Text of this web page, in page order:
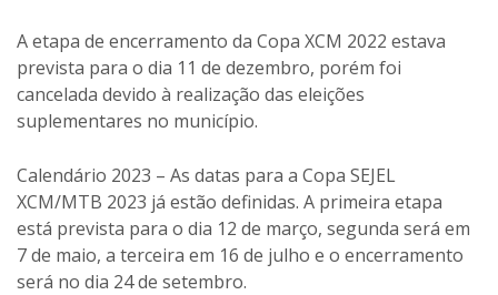
A etapa de encerramento da Copa XCM 2022 estava
prevista para o dia 11 de dezembro, porém foi
cancelada devido à realização das eleições
suplementares no município.
Calendário 2023 – As datas para a Copa SEJEL
XCM/MTB 2023 já estão definidas. A primeira etapa
está prevista para o dia 12 de março, segunda será em
7 de maio, a terceira em 16 de julho e o encerramento
será no dia 24 de setembro.